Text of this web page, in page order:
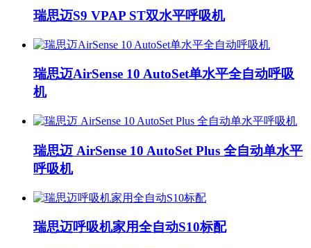
瑞思迈S9 VPAP ST双水平呼吸机
瑞思迈AirSense 10 AutoSet单水平全自动呼吸
机
瑞思迈 AirSense 10 AutoSet Plus 全自动单水平
呼吸机
瑞思迈呼吸机家用全自动S10标配